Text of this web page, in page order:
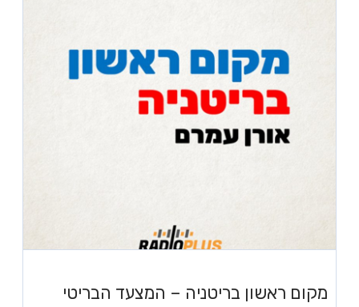
מקום ראשון בריטניה – המצעד הבריטי